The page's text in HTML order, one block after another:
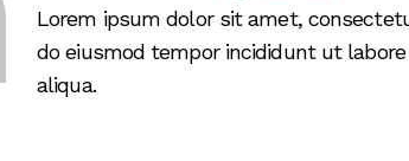
Lorem ipsum dolor sit amet,
do eiusmod tempor incididunt ut
aliqua.